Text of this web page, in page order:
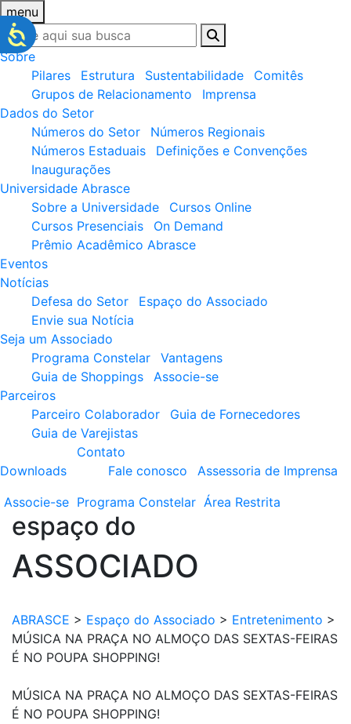
menu
Sobre
Pilares
Estrutura Sustentabilidade
Comitês
Grupos de Relacionamento
Imprensa
Dados do Setor
Números do Setor
Números Regionais
Números Estaduais
Definições e Convenções
Inaugurações
Universidade Abrasce
Sobre a Universidade
Cursos Online
Cursos Presenciais
On Demand
Prêmio Acadêmico Abrasce
Eventos
Notícias
Defesa do Setor
Espaço do Associado
Envie sua Notícia
Seja um Associado
Programa Constelar
Vantagens
Guia de Shoppings
Associe-se
Parceiros
Parceiro Colaborador
Guia de Fornecedores
Guia de Varejistas
Downloads
Contato
Fale conosco
Assessoria de Imprensa
Associe-se Programa Constelar Área Restrita
espaço do
ASSOCIADO
ABRASCE > Espaço do Associado > Entretenimento >
MÚSICA NA PRAÇA NO ALMOÇO DAS SEXTAS-FEIRAS
É NO POUPA SHOPPING!
MÚSICA NA PRAÇA NO ALMOÇO DAS SEXTAS-FEIRAS
É NO POUPA SHOPPING!